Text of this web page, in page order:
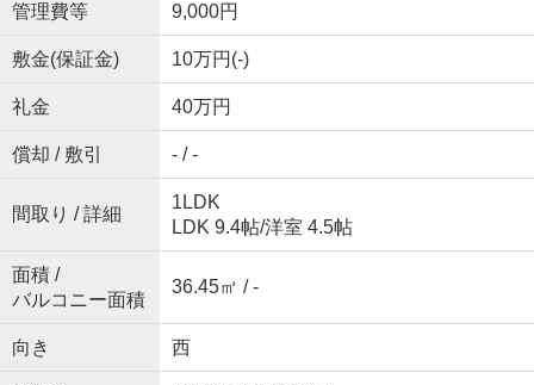
管理費等 9,000円
敷金(保証金) 10万円(-)
礼金 40万円
償却 / 敷引 - / -
間取り / 詳細
1LDK
LDK 9.4帖/洋室 4.5帖
面積 /
バルコニー面積
36.45㎡ / -
向き 西